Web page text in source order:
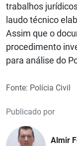
trabalhos
laudo técnico
Assim que o
procedimento
para análise do
Fonte: Polícia Civil
Publicado por
Almir